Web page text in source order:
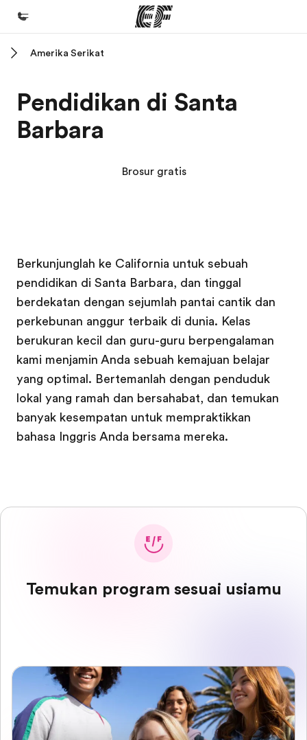
Daftar program
Lihat semua program
Karir
Bergabung dengan tim kami
Amerika Serikat
Pendidikan di Santa
Barbara
Brosur gratis
Berkunjunglah ke California untuk sebuah
pendidikan di Santa Barbara, dan tinggal
berdekatan dengan sejumlah pantai cantik dan
perkebunan anggur terbaik di dunia. Kelas
berukuran kecil dan guru-guru berpengalaman
kami menjamin Anda sebuah kemajuan belajar
yang optimal. Bertemanlah dengan penduduk
lokal yang ramah dan bersahabat, dan temukan
banyak kesempatan untuk mempraktikkan
bahasa Inggris Anda bersama mereka.
Temukan program sesuai usiamu